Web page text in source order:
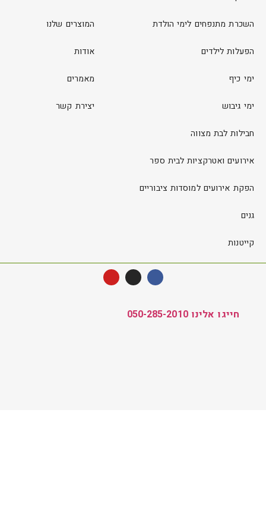
השכרת מתנפחים לימי הולדת
הפעלות לילדים
ימי כיף
ימי גיבוש
חבילות לבת מצווה
אירועים ואטרקציות לבית ספר
הפקת אירועים למוסדות ציבוריים
גנים
קייטנות
המוצרים שלנו
אודות
מאמרים
יצירת קשר
חייגו אלינו 050-285-2010